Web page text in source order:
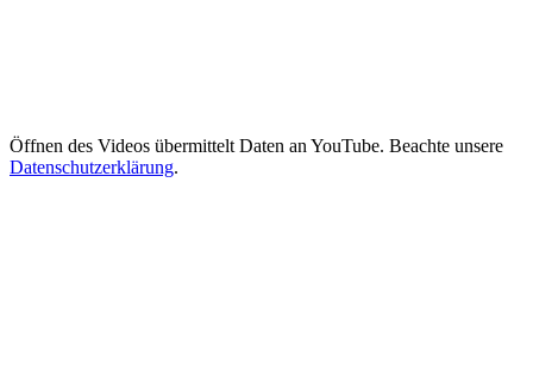
Öffnen des Videos übermittelt Daten an YouTube. Beachte unsere
Datenschutzerklärung.